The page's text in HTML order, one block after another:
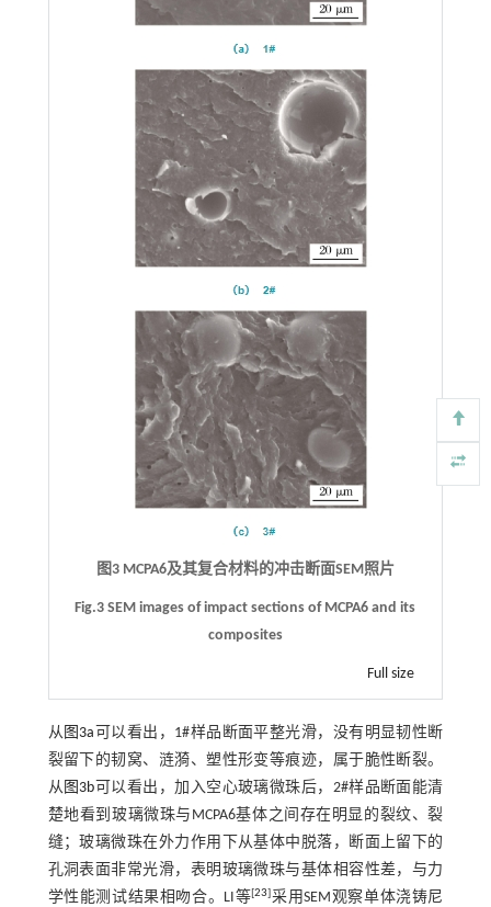
图3 MCPA6及其复合材料的冲击断面SEM照片
Fig.3 SEM images of impact sections of MCPA6 and its
composites
Full size
从 图3a 可以看出，1#样品断面平整光滑，没有明显韧性断
裂留下的韧窝、涟漪、塑性形变等痕迹，属于脆性断裂。
从 图3b 可以看出，加入空心玻璃微珠后，2#样品断面能清
楚地看到玻璃微珠与MCPA6基体之间存在明显的裂纹、裂
缝；玻璃微珠在外力作用下从基体中脱落，断面上留下的
孔洞表面非常光滑，表明玻璃微珠与基体相容性差，与力
学性能测试结果相吻合。LI等[23]采用SEM观察单体浇铸尼